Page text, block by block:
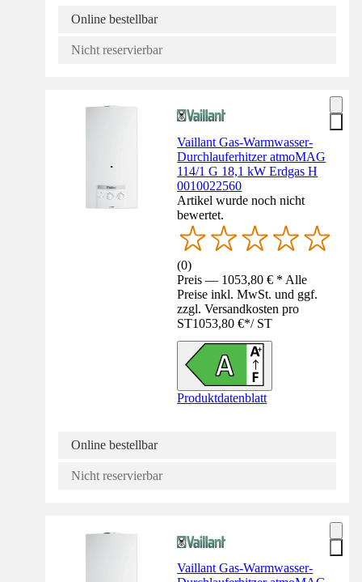
Online bestellbar
Nicht reservierbar
Vaillant Gas-Warmwasser-
Durchlauferhitzer atmoMAG
114/1 G 18,1 kW Erdgas H
0010022560
Artikel wurde noch nicht
bewertet.
(0)
Preis — 1053,80 € * Alle
Preise inkl. MwSt. und ggf.
zzgl. Versandkosten pro
ST1053,80 €*/ ST
Produktdatenblatt
Online bestellbar
Nicht reservierbar
Vaillant Gas-Warmwasser-